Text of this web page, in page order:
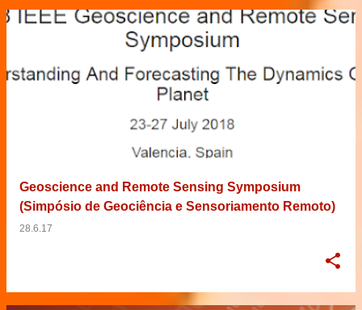
Geoscience and Remote Sensing Symposium
(Simpósio de Geociência e Sensoriamento Remoto)
28.6.17